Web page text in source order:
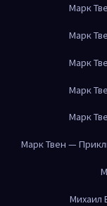
Марк
Марк
Марк
Марк
Марк
Марк Твен —
Михаил